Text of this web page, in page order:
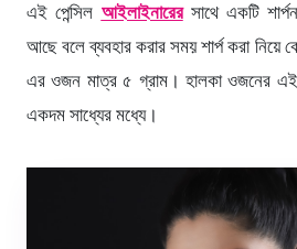
এই পেন্সিল আইলাইনারেরসাথে একটি
আছে বলে ব্যবহার করার সময় শার্প করা নিয়ে
এর ওজন মাত্র ৫ গ্রাম। হালকা ওজনের
একদম সাধ্যের মধ্যে।